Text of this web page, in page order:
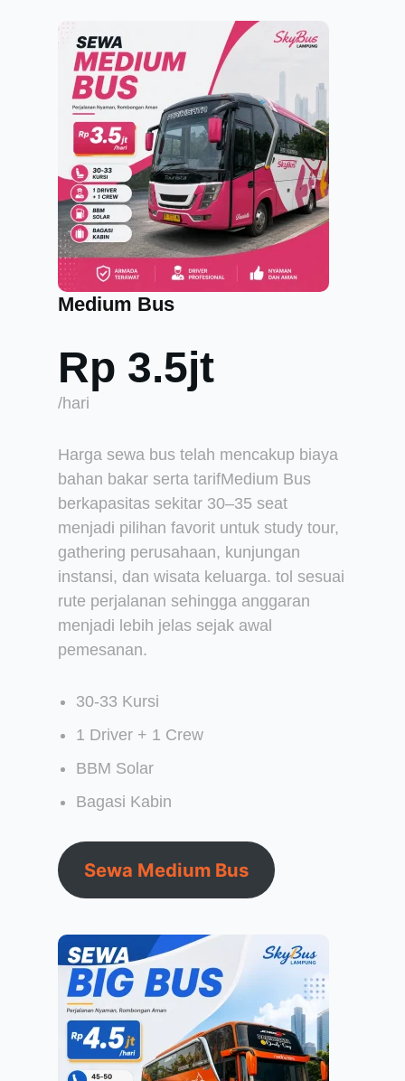
Medium Bus
Rp 3.5jt
/hari
Harga sewa bus telah mencakup biaya
bahan bakar serta tarifMedium Bus
berkapasitas sekitar 30–35 seat
menjadi pilihan favorit untuk study tour,
gathering perusahaan, kunjungan
instansi, dan wisata keluarga. tol sesuai
rute perjalanan sehingga anggaran
menjadi lebih jelas sejak awal
pemesanan.
30-33 Kursi
1 Driver + 1 Crew
BBM Solar
Bagasi Kabin
Sewa Medium Bus